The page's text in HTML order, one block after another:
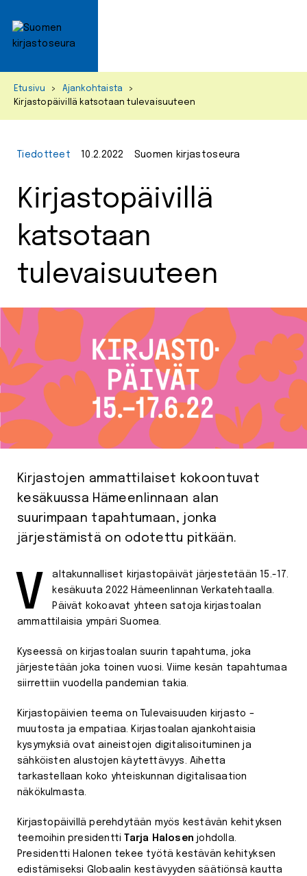
Etusivu > Ajankohtaista
>
Kirjastopäivillä katsotaan tulevaisuuteen
Tiedotteet 10.2.2022 Suomen kirjastoseura
Kirjastopäivillä
katsotaan
tulevaisuuteen
Kirjastojen ammattilaiset kokoontuvat
kesäkuussa Hämeenlinnaan alan
suurimpaan tapahtumaan, jonka
järjestämistä on odotettu pitkään.
Valtakunnalliset kirjastopäivät järjestetään 15.-17.
kesäkuuta 2022 Hämeenlinnan Verkatehtaalla.
Päivät kokoavat yhteen satoja kirjastoalan
ammattilaisia ympäri Suomea.
Kyseessä on kirjastoalan suurin tapahtuma, joka
järjestetään joka toinen vuosi. Viime kesän tapahtumaa
siirrettiin vuodella pandemian takia.
Kirjastopäivien teema on Tulevaisuuden kirjasto –
muutosta ja empatiaa. Kirjastoalan ajankohtaisia
kysymyksiä ovat aineistojen digitalisoituminen ja
sähköisten alustojen käytettävyys. Aihetta
tarkastellaan koko yhteiskunnan digitalisaation
näkökulmasta.
Kirjastopäivillä perehdytään myös kestävän kehityksen
teemoihin presidentti
Tarja Halosen johdolla.
Presidentti Halonen tekee työtä kestävän kehityksen
edistämiseksi Globaalin kestävyyden säätiönsä kautta